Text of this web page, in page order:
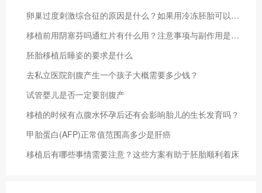
卵巢过度刺激综合征的原因是什么？如果用冷冻胚胎可以保存多久？
移植前用阴塞芬吗通红片有什么用？注意事项与副作用是什么？
胚胎移植后睡姿的要求是什么
去私立医院剖腹产生一个孩子大概需要多少钱？
试管婴儿是否一定要剖腹产
移植的时候有点腹水怀孕后还有会影响胎儿的生长发育吗？
甲胎蛋白(AFP)正常值范围高多少是肝癌
移植后有哪些事情需要注意？这些方案有助于胚胎顺利着床